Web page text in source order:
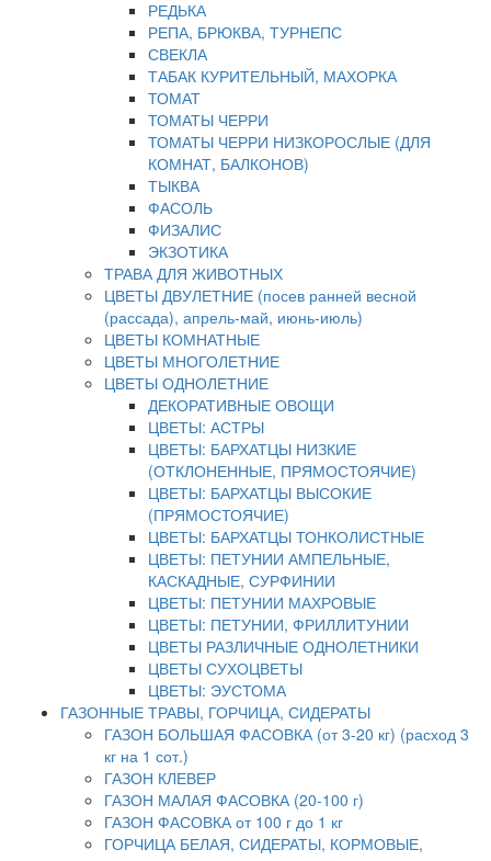
РЕДЬКА
РЕПА, БРЮКВА, ТУРНЕПС
СВЕКЛА
ТАБАК КУРИТЕЛЬНЫЙ, МАХОРКА
ТОМАТ
ТОМАТЫ ЧЕРРИ
ТОМАТЫ ЧЕРРИ НИЗКОРОСЛЫЕ (ДЛЯ
КОМНАТ, БАЛКОНОВ)
ТЫКВА
ФАСОЛЬ
ФИЗАЛИС
ЭКЗОТИКА
ТРАВА ДЛЯ ЖИВОТНЫХ
ЦВЕТЫ ДВУЛЕТНИЕ (посев ранней весной
(рассада), апрель-май, июнь-июль)
ЦВЕТЫ КОМНАТНЫЕ
ЦВЕТЫ МНОГОЛЕТНИЕ
ЦВЕТЫ ОДНОЛЕТНИЕ
ДЕКОРАТИВНЫЕ ОВОЩИ
ЦВЕТЫ: АСТРЫ
ЦВЕТЫ: БАРХАТЦЫ НИЗКИЕ
(ОТКЛОНЕННЫЕ, ПРЯМОСТОЯЧИЕ)
ЦВЕТЫ: БАРХАТЦЫ ВЫСОКИЕ
(ПРЯМОСТОЯЧИЕ)
ЦВЕТЫ: БАРХАТЦЫ ТОНКОЛИСТНЫЕ
ЦВЕТЫ: ПЕТУНИИ АМПЕЛЬНЫЕ,
КАСКАДНЫЕ, СУРФИНИИ
ЦВЕТЫ: ПЕТУНИИ МАХРОВЫЕ
ЦВЕТЫ: ПЕТУНИИ, ФРИЛЛИТУНИИ
ЦВЕТЫ РАЗЛИЧНЫЕ ОДНОЛЕТНИКИ
ЦВЕТЫ СУХОЦВЕТЫ
ЦВЕТЫ: ЭУСТОМА
ГАЗОННЫЕ ТРАВЫ, ГОРЧИЦА, СИДЕРАТЫ
ГАЗОН БОЛЬШАЯ ФАСОВКА (от 3-20 кг) (расход 3
кг на 1 сот.)
ГАЗОН КЛЕВЕР
ГАЗОН МАЛАЯ ФАСОВКА (20-100 г)
ГАЗОН ФАСОВКА от 100 г до 1 кг
ГОРЧИЦА БЕЛАЯ, СИДЕРАТЫ, КОРМОВЫЕ,